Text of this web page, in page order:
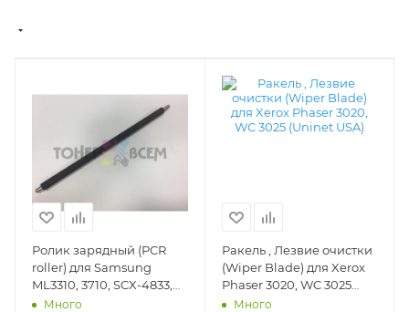
Ролик зарядный (PCR
roller) для Samsung
ML3310, 3710, SCX-4833,
5637, M3325, 3375, 3825,
Много
Ракель , Лезвие очистки
(Wiper Blade) для Xerox
Phaser 3020, WC 3025
(Uninet USA) - 20642
Много